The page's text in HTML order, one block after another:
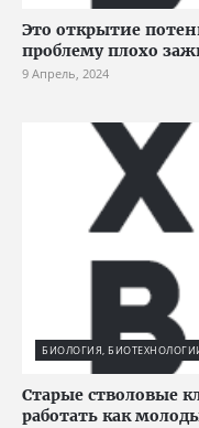
Это открытие
проблему плохо
9 Апрель, 2024
БИОЛОГИЯ,
Старые стволовые
работать как